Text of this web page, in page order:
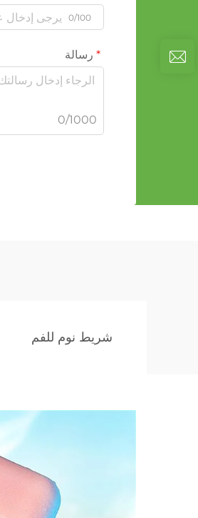
0/100
رسالة
0/1000
شريط نوم للفم